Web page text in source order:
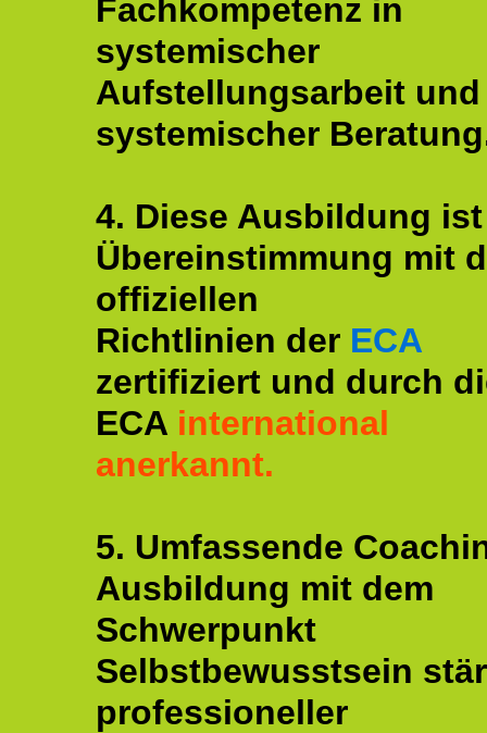
Fachkompetenz in
systemischer
Aufstellungsarbeit und
systemischer
4. Diese Ausbildung
Übereinstimmung mit
offiziellen
Richtlinien der ECA
zertifiziert und durch
ECA international
anerkannt.
5. Umfassende
Ausbildung mit dem
Schwerpunkt
Selbstbewusstsein
professioneller